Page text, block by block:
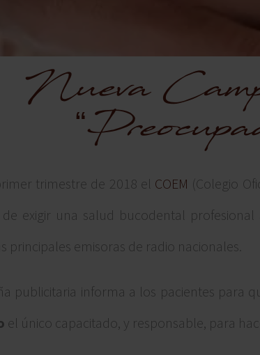
Nueva
trimestre de 2018 el COEM (Colegio
exigir una salud bucodental
principales emisoras de radio nacionales.
publicitaria informa a los pacientes para
el único capacitado, y responsable, para